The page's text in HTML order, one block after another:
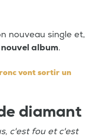
nouveau single et,
nouvel album.
vont sortir un
diamant
c'est fou et c'est